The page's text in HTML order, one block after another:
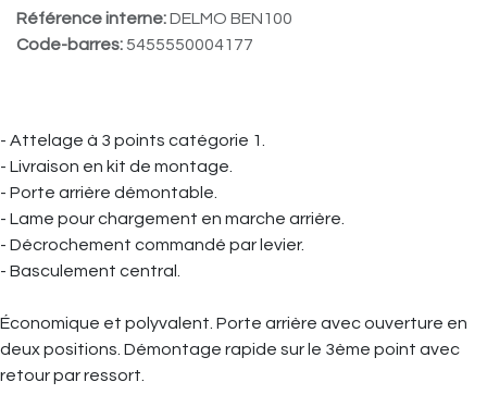
Référence interne:DELMO BEN100
Code-barres:5455550004177
- Attelage à 3 points catégorie 1.
- Livraison en kit de montage.
- Porte arrière démontable.
- Lame pour chargement en marche arrière.
- Décrochement commandé par levier.
- Basculement central.
Économique et polyvalent. Porte arrière avec ouverture en
deux positions. Démontage rapide sur le 3ème point avec
retour par ressort.